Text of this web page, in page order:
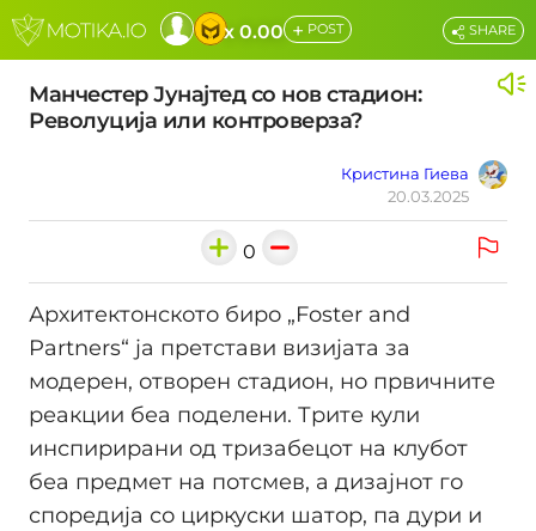
x 0.00 + POST
Манчестер Јунајтед со нов стадион:
Револуција или контроверзa?
Кристина Гиева
20.03.2025
SHARE
0
Архитектонското биро „Foster and
Partners“ ја претстави визијата за
модерен, отворен стадион, но првичните
реакции беа поделени. Трите кули
инспирирани од тризабецот на клубот
беа предмет на потсмев, а дизајнот го
споредија со циркуски шатор, па дури и